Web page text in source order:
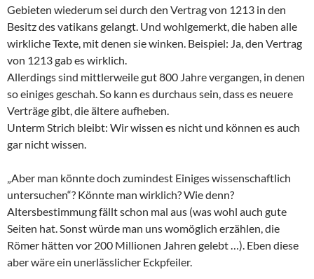
Gebieten wiederum sei durch den Vertrag von 1213 in den
Besitz des vatikans gelangt. Und wohlgemerkt, die haben alle
wirkliche Texte, mit denen sie winken. Beispiel: Ja, den Vertrag
von 1213 gab es wirklich.
Allerdings sind mittlerweile gut 800 Jahre vergangen, in denen
so einiges geschah. So kann es durchaus sein, dass es neuere
Verträge gibt, die ältere aufheben.
Unterm Strich bleibt: Wir wissen es nicht und können es auch
gar nicht wissen.
„Aber man könnte doch zumindest Einiges wissenschaftlich
untersuchen“? Könnte man wirklich? Wie denn?
Altersbestimmung fällt schon mal aus (was wohl auch gute
Seiten hat. Sonst würde man uns womöglich erzählen, die
Römer hätten vor 200 Millionen Jahren gelebt …). Eben diese
aber wäre ein unerlässlicher Eckpfeiler.